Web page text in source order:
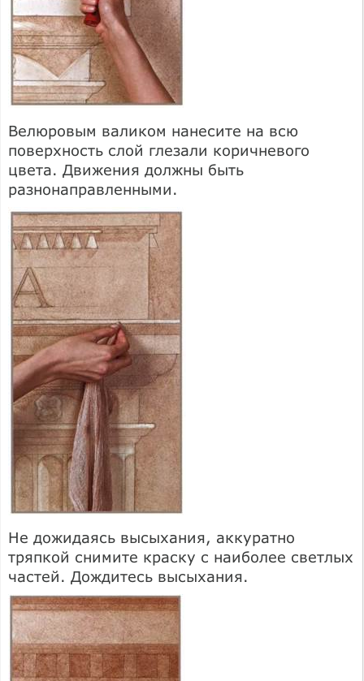
Велюровым валиком нанесите на всю
поверхность слой глезали коричневого
цвета. Движения должны быть
разнонаправленными.
Не дожидаясь высыхания, аккуратно
тряпкой снимите краску с наиболее светлых
частей. Дождитесь высыхания.